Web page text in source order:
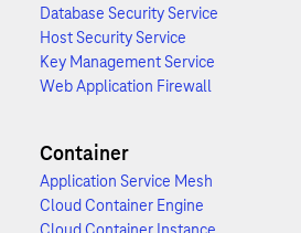
Database Security Service
Host Security Service
Key Management Service
Web Application Firewall
Container
Application Service Mesh
Cloud Container Engine